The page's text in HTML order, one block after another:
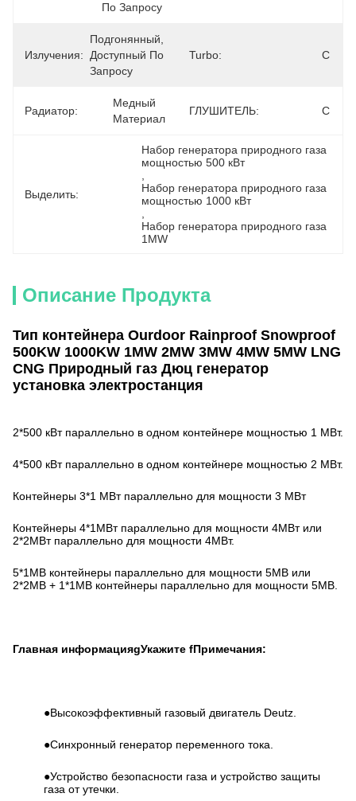
По Запросу
Излучения:
Подгонянный,
Доступный По
Запросу
Turbo: С
Радиатор:
Медный
Материал
ГЛУШИТЕЛЬ: С
Выделить:
Набор генератора природного газа
мощностью 500 кВт
Набор генератора природного газа
мощностью 1000 кВт
Набор генератора природного газа
1MW
Описание Продукта
Тип контейнера Ourdoor Rainproof Snowproof
500KW 1000KW 1MW 2MW 3MW 4MW 5MW LNG
CNG Природный газ Дюц генератор
установка электростанция
2*500 кВт параллельно в одном контейнере мощностью 1 МВт.
4*500 кВт параллельно в одном контейнере мощностью 2 МВт.
Контейнеры 3*1 МВт параллельно для мощности 3 МВт
Контейнеры 4*1МВт параллельно для мощности 4МВт или
2*2МВт параллельно для мощности 4МВт.
5*1МВ контейнеры параллельно для мощности 5МВ или
2*2МВ + 1*1МВ контейнеры параллельно для мощности 5МВ.
Главная информацияgУкажите fПримечания:
●Высокоэффективный газовый двигатель Deutz.
●Синхронный генератор переменного тока.
●Устройство безопасности газа и устройство защиты
газа от утечки.